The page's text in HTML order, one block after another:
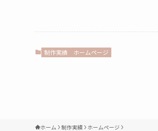
制作実績 ホームページ
ホーム 制作実績 ホームページ